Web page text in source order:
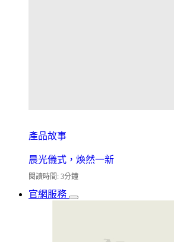
產品故事
晨光儀式，煥然一新
閱讀時間: 3分鐘
官網服務